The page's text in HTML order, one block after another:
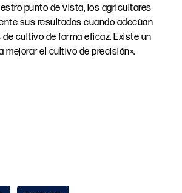
punto de vista, los agricultores
sus resultados cuando adecúan
cultivo de forma eficaz. Existe un
mejorar el cultivo de precisión».